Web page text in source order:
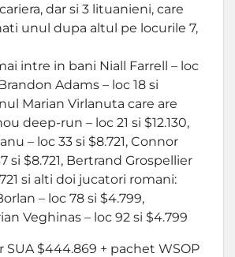
dar si 3 lituanieni, care
unul dupa altul pe locurile 7,
intre in bani Niall Farrell – loc
Adams – loc 18 si
Marian Virlanuta care are
deep-run – loc 21 si $12.130,
– loc 33 si $8.721, Connor
si $8.721, Bertrand Grospellier
si alti doi jucatori romani:
– loc 78 si $4.799,
Veghinas – loc 92 si $4.799
SUA $444.869 + pachet WSOP